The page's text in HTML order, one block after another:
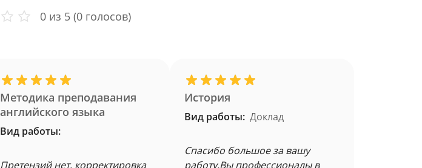
0 из 5 (0 голосов)
Методика преподавания
английского языка
Вид работы:
Претензий нет, корректировка
История
Вид работы: Доклад
Спасибо большое за вашу
работу.Вы профессионалы в